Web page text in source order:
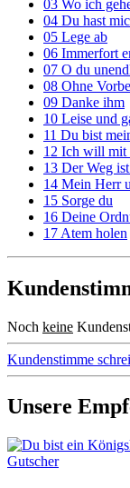
03 Wo ich
04 Du hast
05 Lege ab
06 Immerfort
07 O du
08 Ohne
09 Danke ihm
10 Leise und
11 Du bist
12 Ich will mit
13 Der Weg
14 Mein Herr
15 Sorge du
16 Deine
17 Atem holen
Noch keine
Kundenstimme
Unsere